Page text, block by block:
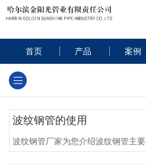
首页 产品 案例
波纹钢管的使用
波纹钢管厂家为您介绍波纹钢管主要